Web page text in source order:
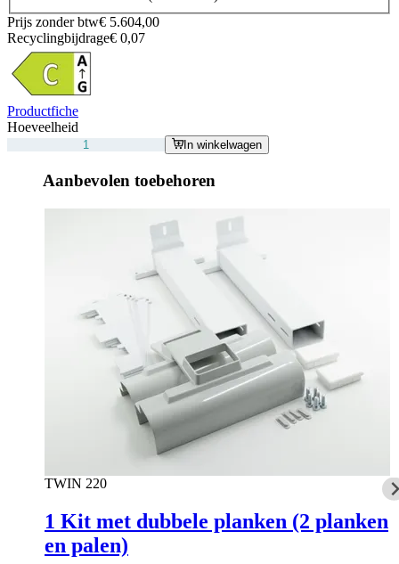
Prijs zonder btw€ 5.604,00
Recyclingbijdrage€ 0,07
Productfiche
Hoeveelheid
In winkelwagen
Aanbevolen toebehoren
TWIN 220
1 Kit met dubbele planken (2 planken
en palen)